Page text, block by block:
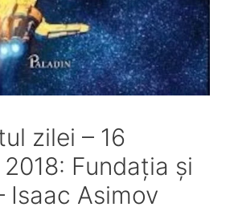
zilei – 16
Fundația și
Isaac Asimov